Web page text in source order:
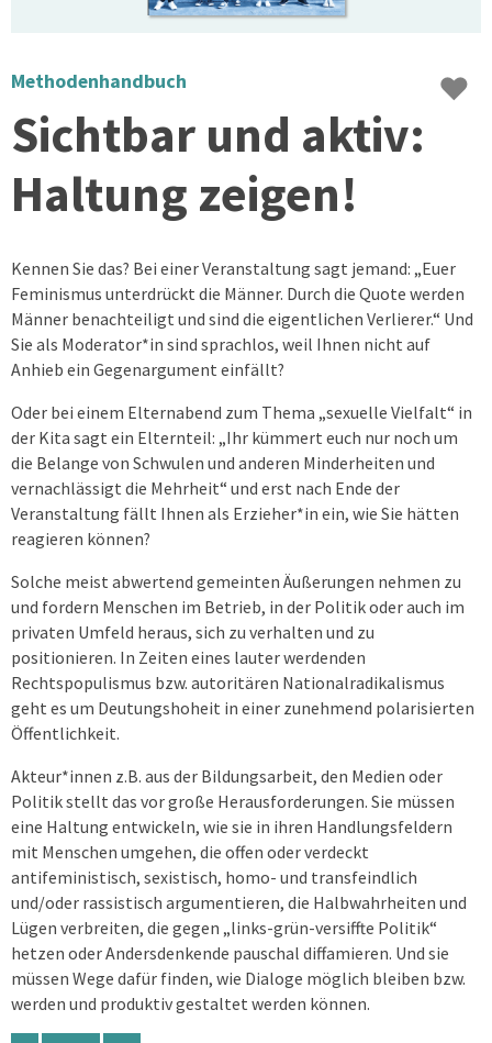
Methodenhandbuch
Sichtbar und aktiv:
Haltung zeigen!
♥
Kennen Sie das? Bei einer Veranstaltung sagt jemand: „Euer
Feminismus unterdrückt die Männer. Durch die Quote werden
Männer benachteiligt und sind die eigentlichen Verlierer.“ Und
Sie als Moderator*in sind sprachlos, weil Ihnen nicht auf
Anhieb ein Gegenargument einfällt?
Oder bei einem Elternabend zum Thema „sexuelle Vielfalt“ in
der Kita sagt ein Elternteil: „Ihr kümmert euch nur noch um
die Belange von Schwulen und anderen Minderheiten und
vernachlässigt die Mehrheit“ und erst nach Ende der
Veranstaltung fällt Ihnen als Erzieher*in ein, wie Sie hätten
reagieren können?
Solche meist abwertend gemeinten Äußerungen nehmen zu
und fordern Menschen im Betrieb, in der Politik oder auch im
privaten Umfeld heraus, sich zu verhalten und zu
positionieren. In Zeiten eines lauter werdenden
Rechtspopulismus bzw. autoritären Nationalradikalismus
geht es um Deutungshoheit in einer zunehmend polarisierten
Öffentlichkeit.
Akteur*innen z.B. aus der Bildungsarbeit, den Medien oder
Politik stellt das vor große Herausforderungen. Sie müssen
eine Haltung entwickeln, wie sie in ihren Handlungsfeldern
mit Menschen umgehen, die offen oder verdeckt
antifeministisch, sexistisch, homo- und transfeindlich
und/oder rassistisch argumentieren, die Halbwahrheiten und
Lügen verbreiten, die gegen „links-grün-versiffte Politik“
hetzen oder Andersdenkende pauschal diffamieren. Und sie
müssen Wege dafür finden, wie Dialoge möglich bleiben bzw.
werden und produktiv gestaltet werden können.